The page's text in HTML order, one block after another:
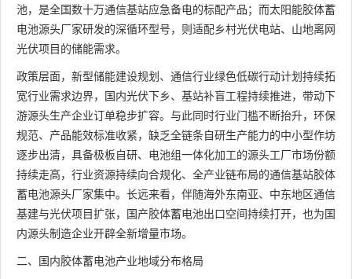
池，是全国数十万通信基站应急备电的标配产品；而太阳能胶体蓄
电池源头厂家研发的深循环型号，则适配乡村光伏电站、山地离网
光伏项目的储能需求。
政策层面，新型储能建设规划、通信行业绿色低碳行动计划持续拓
宽行业需求边界，国内光伏下乡、基站补盲工程持续推进，带动下
游源头生产企业订单稳步扩容。与此同时行业门槛不断抬升，环保
规范、产品能效标准收紧，缺乏全链条自研生产能力的中小型作坊
逐步出清，具备极板自研、电池组一体化加工的源头工厂市场份额
持续走高，行业资源持续向合规化、全产业链布局的通信基站胶体
蓄电池源头厂家集中。长远来看，伴随海外东南亚、中东地区通信
基建与光伏项目扩张，国产胶体蓄电池出口空间持续打开，也为国
内源头制造企业开辟全新增量市场。
二、国内胶体蓄电池产业地域分布格局